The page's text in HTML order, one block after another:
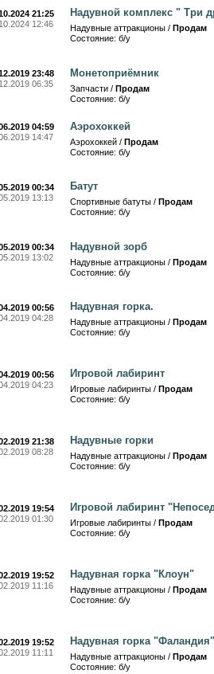
21:25
12:46
Надувной комплекс " Три
Надувные аттракционы / Продам
Состояние: б/у
23:48
06:35
Монетоприёмник
Запчасти / Продам
Состояние: б/у
04:59
14:47
Аэрохоккей
Аэрохоккей / Продам
Состояние: б/у
00:34
13:13
Батут
Спортивные батуты / Продам
Состояние: б/у
00:34
13:02
Надувной зорб
Надувные аттракционы / Продам
Состояние: б/у
00:56
04:28
Надувная горка.
Надувные аттракционы / Продам
Состояние: б/у
00:56
04:23
Игровой лабиринт
Игровые лабиринты / Продам
Состояние: б/у
21:38
08:28
Надувные горки
Надувные аттракционы / Продам
Состояние: б/у
19:54
01:30
Игровой лабиринт
Игровые лабиринты / Продам
Состояние: б/у
19:52
11:16
Надувная горка "Клоун"
Надувные аттракционы / Продам
Состояние: б/у
19:52
11:11
Надувная горка "Фаландия"
Надувные аттракционы / Продам
Состояние: б/у